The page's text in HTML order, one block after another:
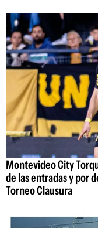
Montevideo City
de las entradas y por
Torneo Clausura